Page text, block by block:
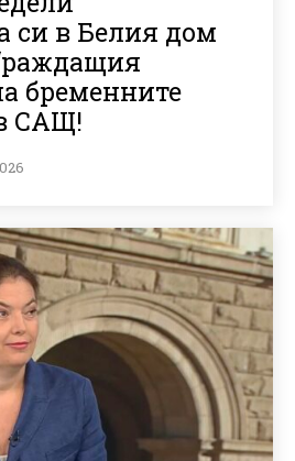
си в Белия дом
бременните
САЩ!